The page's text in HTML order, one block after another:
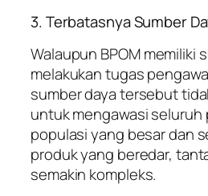
3. Terbatasnya Sumber
Walaupun BPOM memiliki
melakukan tugas
sumber daya tersebut
untuk mengawasi seluruh
populasi yang besar dan
produk yang beredar,
semakin kompleks.